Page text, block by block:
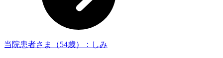
当院患者さま（54歳）：しみ